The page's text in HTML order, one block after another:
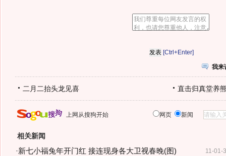
[Ctrl+Enter]
我来
二月二抬头龙见喜 直击归真堂养
上网从搜狗开始 网页 新闻
相关新闻
11-01-
·新七小福兔年开门红 接连现身各大卫视春晚(图)